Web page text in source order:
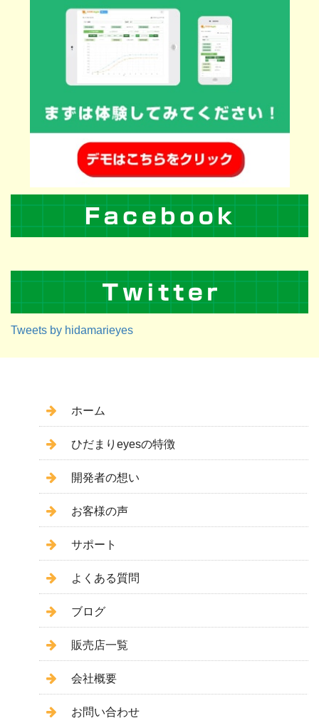
Tweets by hidamarieyes
ホーム
ひだまりeyesの特徴
開発者の想い
お客様の声
サポート
よくある質問
ブログ
販売店一覧
会社概要
お問い合わせ